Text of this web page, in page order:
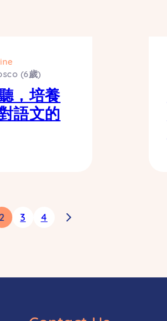
(6歲)
，培養
語文的
2 3 4